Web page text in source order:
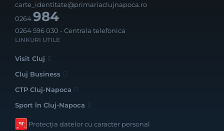
carte_identitate@primariaclujnapoca.ro
0264984
0264 596 030 - Centrala telefonica
LINKURI UTILE
Visit Cluj
Cluj Business
CTP Cluj-Napoca
Sport în Cluj-Napoca
Protecția datelor cu caracter personal